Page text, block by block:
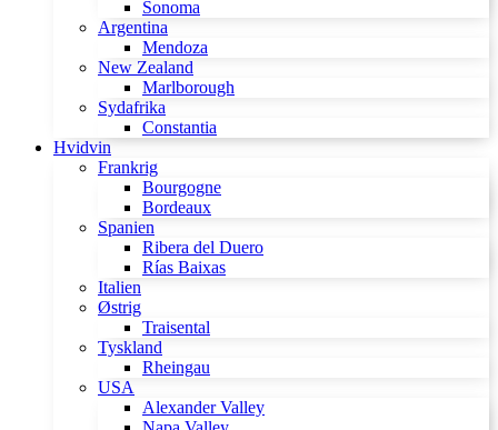
Sonoma
Argentina
Mendoza
New Zealand
Marlborough
Sydafrika
Constantia
Hvidvin
Frankrig
Bourgogne
Bordeaux
Spanien
Ribera del Duero
Rías Baixas
Italien
Østrig
Traisental
Tyskland
Rheingau
USA
Alexander Valley